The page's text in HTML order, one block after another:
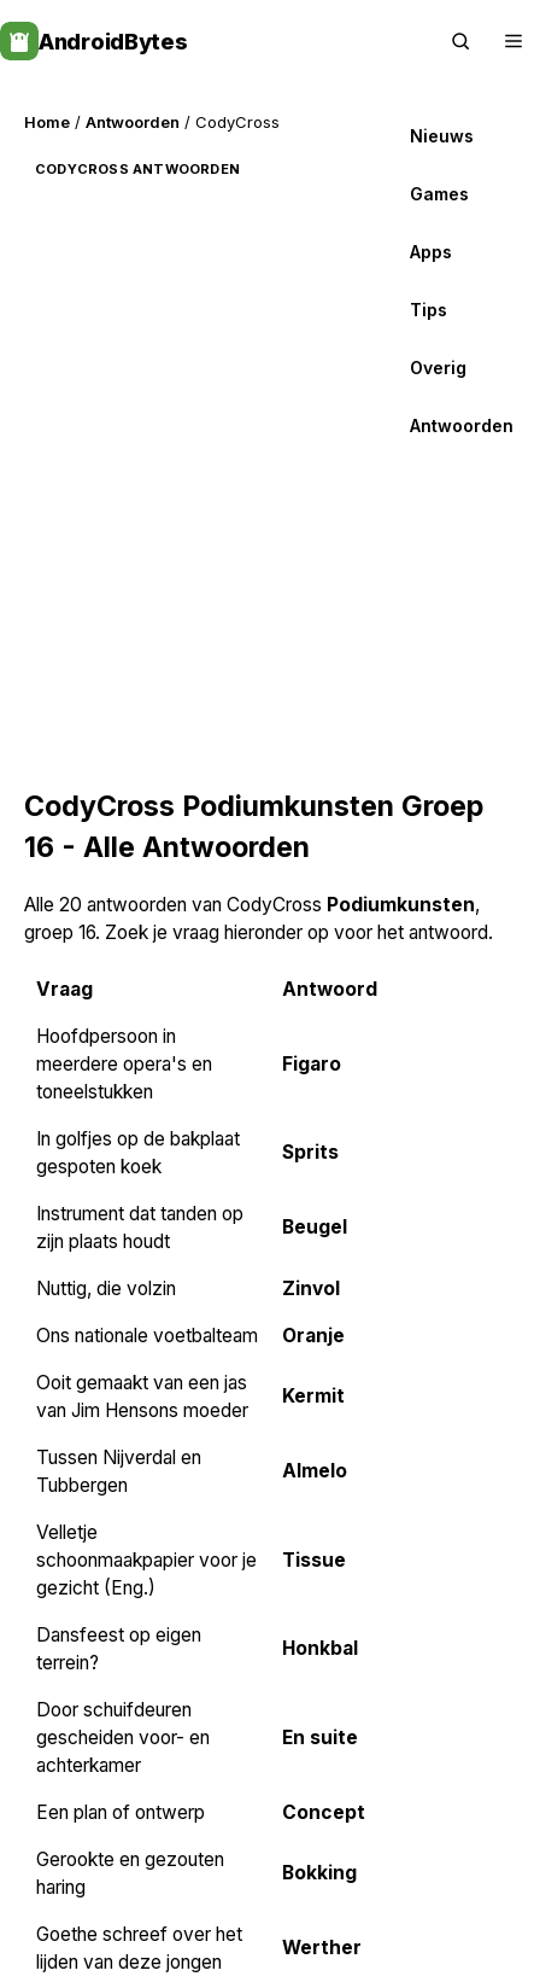
to
content
AndroidBytes
Nieuws
Games
Apps
Tips
Overig
Antwoorden
Home / Antwoorden / CodyCross
CODYCROSS ANTWOORDEN
CodyCross Podiumkunsten Groep
16 - Alle Antwoorden
Alle 20 antwoorden van CodyCross Podiumkunsten,
groep 16. Zoek je vraag hieronder op voor het antwoord.
Vraag Antwoord
Hoofdpersoon in
meerdere opera's en
toneelstukken
Figaro
In golfjes op de bakplaat
gespoten koek
Sprits
Instrument dat tanden op
zijn plaats houdt
Beugel
Nuttig, die volzin Zinvol
Ons nationale voetbalteam Oranje
Ooit gemaakt van een jas
van Jim Hensons moeder
Kermit
Tussen Nijverdal en
Tubbergen
Almelo
Velletje
schoonmaakpapier voor je
gezicht (Eng.)
Tissue
Dansfeest op eigen
terrein?
Honkbal
Door schuifdeuren
gescheiden voor- en
achterkamer
En suite
Een plan of ontwerp Concept
Gerookte en gezouten
haring
Bokking
Goethe schreef over het
lijden van deze jongen
Werther